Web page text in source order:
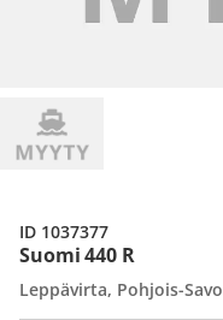
Suomi 440 R
Leppävirta, Pohjois-Savo
ID 1037377